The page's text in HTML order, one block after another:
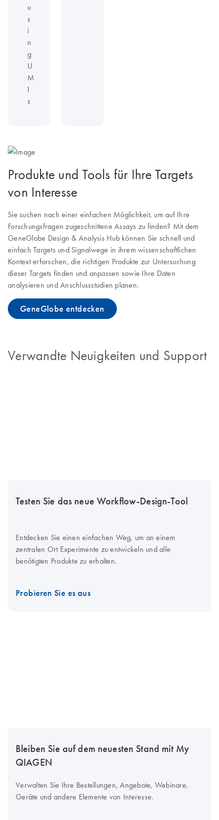
u
s
i
n
g
U
M
I
s
Produkte und Tools für Ihre Targets
von Interesse
Sie suchen nach einer einfachen Möglichkeit, um auf Ihre
Forschungsfragen zugeschnittene Assays zu finden? Mit dem
GeneGlobe Design & Analysis Hub können Sie schnell und
einfach Targets und Signalwege in ihrem wissenschaftlichen
Kontext erforschen, die richtigen Produkte zur Untersuchung
dieser Targets finden und anpassen sowie Ihre Daten
analysieren und Anschlussstudien planen.
GeneGlobe entdecken
Verwandte Neuigkeiten und Support
Testen Sie das neue Workflow-Design-Tool
Entdecken Sie einen einfachen Weg, um an einem
zentralen Ort Experimente zu entwickeln und alle
benötigten Produkte zu erhalten.
Probieren Sie es aus
Bleiben Sie auf dem neuesten Stand mit My
QIAGEN
Verwalten Sie Ihre Bestellungen, Angebote, Webinare,
Geräte und andere Elemente von Interesse.